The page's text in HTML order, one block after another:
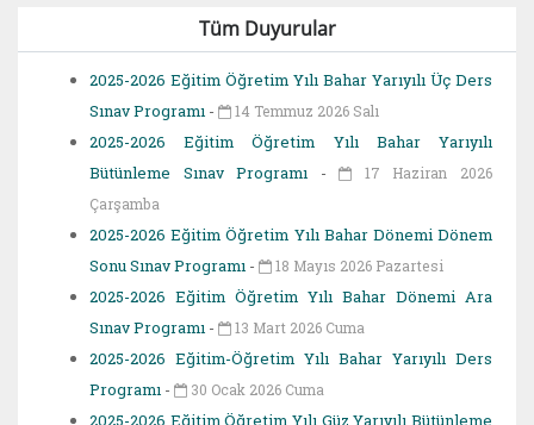
Tüm Duyurular
2025-2026 Eğitim Öğretim Yılı Bahar Yarıyılı Üç Ders
Sınav Programı - 14 Temmuz 2026 Salı
2025-2026 Eğitim Öğretim Yılı Bahar Yarıyılı
Bütünleme Sınav Programı -
17 Haziran 2026
Çarşamba
2025-2026 Eğitim Öğretim Yılı Bahar Dönemi Dönem
Sonu Sınav Programı - 18 Mayıs 2026 Pazartesi
2025-2026 Eğitim Öğretim Yılı Bahar Dönemi Ara
Sınav Programı - 13 Mart 2026 Cuma
2025-2026 Eğitim-Öğretim Yılı Bahar Yarıyılı Ders
Programı - 30 Ocak 2026 Cuma
2025-2026 Eğitim Öğretim Yılı Güz Yarıyılı Bütünleme